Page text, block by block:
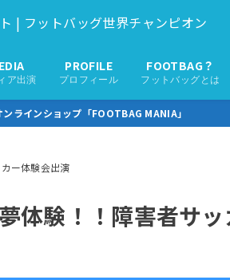
| フットバッグ世界チャンピオン
ア出演
PROFILE
プロフィール
FOOTBAG？
フットバッグとは
ラインショップ「FOOTBAG MANIA」
ー体験会出演
体験！！障害者サ